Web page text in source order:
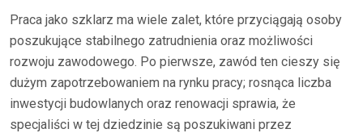
Praca jako szklarz ma wiele zalet, które przyciągają osoby
poszukujące stabilnego zatrudnienia oraz możliwości
rozwoju zawodowego. Po pierwsze, zawód ten cieszy się
dużym zapotrzebowaniem na rynku pracy; rosnąca liczba
inwestycji budowlanych oraz renowacji sprawia, że
specjaliści w tej dziedzinie są poszukiwani przez